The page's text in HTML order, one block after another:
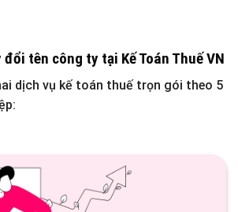
tên công ty tại Kế Toán Thuế VN
dịch vụ kế toán thuế trọn gói theo 5
: